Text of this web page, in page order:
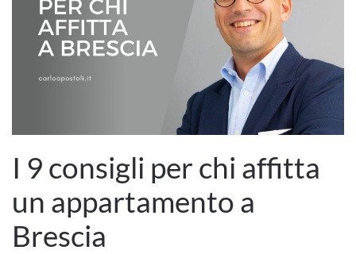
I 9 consigli per chi affitta
un appartamento a
Brescia